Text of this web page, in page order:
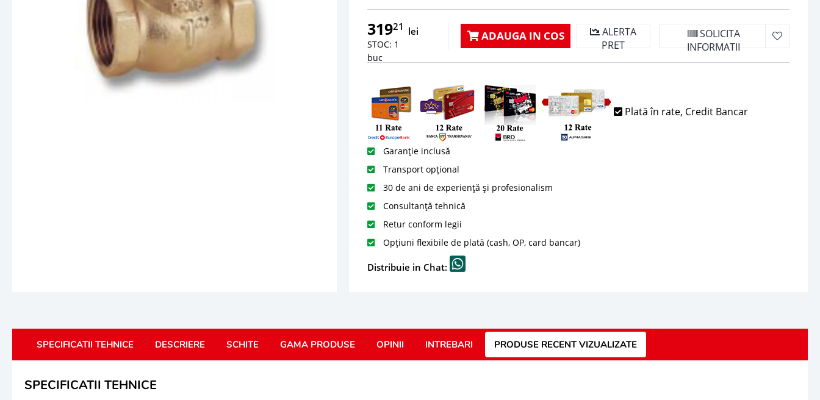
31921 lei
STOC: 1
buc
ADAUGA IN COS
ALERTA
PRET
SOLICITA
INFORMATII
Plată în rate, Credit Bancar
Garanție inclusă
Transport opțional
30 de ani de experiență și profesionalism
Consultanță tehnică
Retur conform legii
Opțiuni flexibile de plată (cash, OP, card bancar)
Distribuie in Chat:
SPECIFICATII TEHNICE DESCRIERE SCHITE GAMA PRODUSE OPINII INTREBARI PRODUSE RECENT VIZUALIZATE
SPECIFICATII TEHNICE